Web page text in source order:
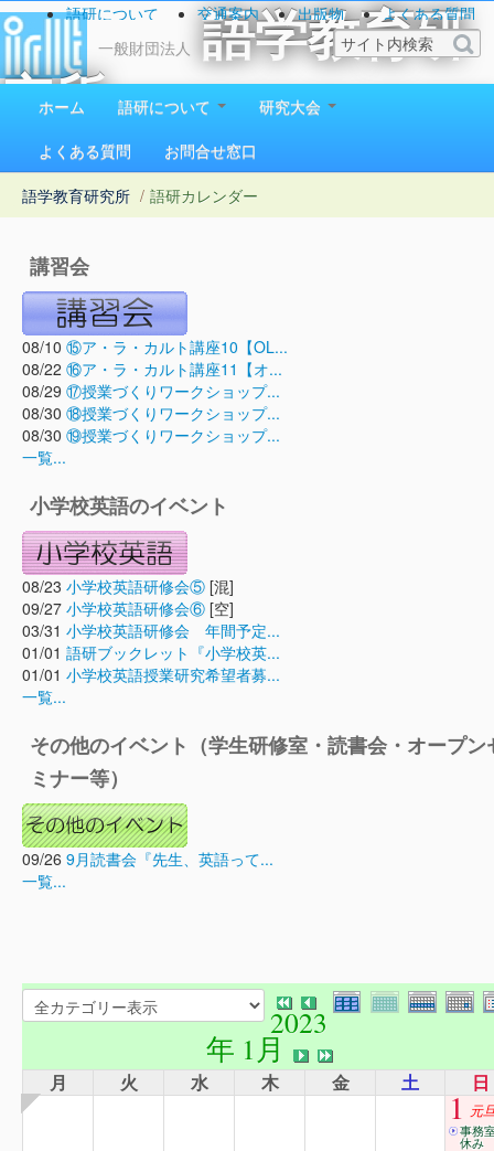
一般財団法人
語学教育研
究所
1923（大正12）年創立
語研について 交通案内 出版物
よくある質問
お問い合わせ
ホーム 語研について
研究大会
よくある質問
お問合せ窓口
語学教育研究所 / 語研カレンダー
講習会
08/10 ⑮ア・ラ・カルト講座10【OL...
08/22 ⑯ア・ラ・カルト講座11【オ...
08/29 ⑰授業づくりワークショップ...
08/30 ⑱授業づくりワークショップ...
08/30 ⑲授業づくりワークショップ...
一覧...
小学校英語のイベント
08/23 小学校英語研修会⑤ [混]
09/27 小学校英語研修会⑥ [空]
03/31 小学校英語研修会 年間予定...
01/01 語研ブックレット『小学校英...
01/01 小学校英語授業研究希望者募...
一覧...
その他のイベント（学生研修室・読書会・オープン
ミナー等）
09/26 9月読書会『先生、英語って...
一覧...
2023
年 1月
月 火 水 木 金 土 日
1 元
事務
休み